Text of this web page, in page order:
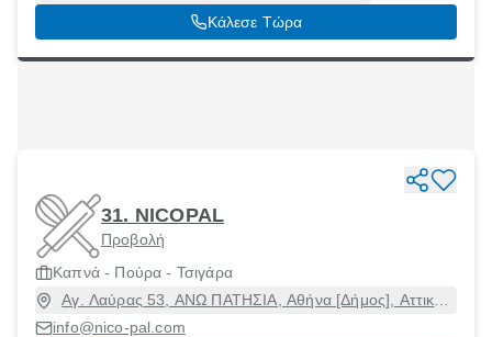
Κάλεσε Τώρα
31. NICOPAL
Προβολή
Καπνά - Πούρα - Τσιγάρα
Αγ. Λαύρας 53, ΑΝΩ ΠΑΤΗΣΙΑ, Αθήνα [Δήμος], Αττική,
info@nico-pal.com